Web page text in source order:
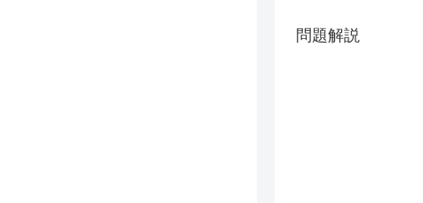
問題解説